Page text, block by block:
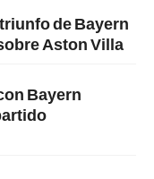
de Bayern
Aston Villa
Bayern